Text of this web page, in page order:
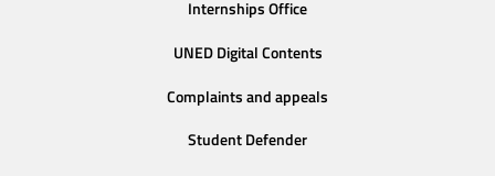
Internships Office
UNED Digital Contents
Complaints and appeals
Student Defender